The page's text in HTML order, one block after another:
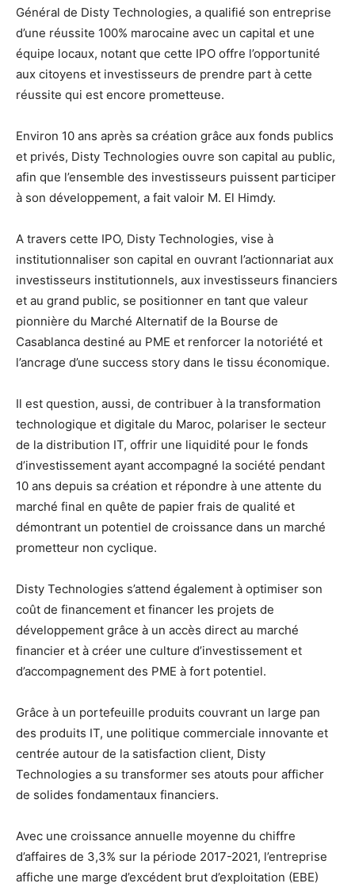
Général de Disty Technologies, a qualifié son entreprise
d’une réussite 100% marocaine avec un capital et une
équipe locaux, notant que cette IPO offre l’opportunité
aux citoyens et investisseurs de prendre part à cette
réussite qui est encore prometteuse.
Environ 10 ans après sa création grâce aux fonds publics
et privés, Disty Technologies ouvre son capital au public,
afin que l’ensemble des investisseurs puissent participer
à son développement, a fait valoir M. El Himdy.
A travers cette IPO, Disty Technologies, vise à
institutionnaliser son capital en ouvrant l’actionnariat aux
investisseurs institutionnels, aux investisseurs financiers
et au grand public, se positionner en tant que valeur
pionnière du Marché Alternatif de la Bourse de
Casablanca destiné au PME et renforcer la notoriété et
l’ancrage d’une success story dans le tissu économique.
Il est question, aussi, de contribuer à la transformation
technologique et digitale du Maroc, polariser le secteur
de la distribution IT, offrir une liquidité pour le fonds
d’investissement ayant accompagné la société pendant
10 ans depuis sa création et répondre à une attente du
marché final en quête de papier frais de qualité et
démontrant un potentiel de croissance dans un marché
prometteur non cyclique.
Disty Technologies s’attend également à optimiser son
coût de financement et financer les projets de
développement grâce à un accès direct au marché
financier et à créer une culture d’investissement et
d’accompagnement des PME à fort potentiel.
Grâce à un portefeuille produits couvrant un large pan
des produits IT, une politique commerciale innovante et
centrée autour de la satisfaction client, Disty
Technologies a su transformer ses atouts pour afficher
de solides fondamentaux financiers.
Avec une croissance annuelle moyenne du chiffre
d’affaires de 3,3% sur la période 2017-2021, l’entreprise
affiche une marge d’excédent brut d’exploitation (EBE)